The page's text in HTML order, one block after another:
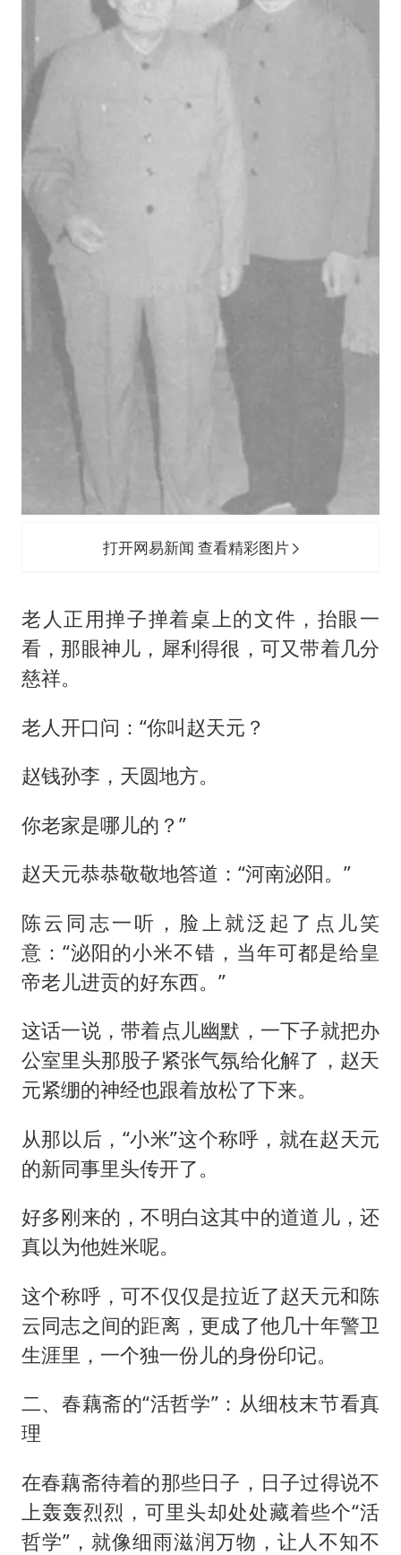
打开网易新闻 查看精彩图片
老人正用掸子掸着桌上的文件，抬眼一
看，那眼神儿，犀利得很，可又带着几分
慈祥。
老人开口问：“你叫赵天元？
赵钱孙李，天圆地方。
你老家是哪儿的？”
赵天元恭恭敬敬地答道：“河南泌阳。”
陈云同志一听，脸上就泛起了点儿笑
意：“泌阳的小米不错，当年可都是给皇
帝老儿进贡的好东西。”
这话一说，带着点儿幽默，一下子就把办
公室里头那股子紧张气氛给化解了，赵天
元紧绷的神经也跟着放松了下来。
从那以后，“小米”这个称呼，就在赵天元
的新同事里头传开了。
好多刚来的，不明白这其中的道道儿，还
真以为他姓米呢。
这个称呼，可不仅仅是拉近了赵天元和陈
云同志之间的距离，更成了他几十年警卫
生涯里，一个独一份儿的身份印记。
二、春藕斋的“活哲学”：从细枝末节看真
理
在春藕斋待着的那些日子，日子过得说不
上轰轰烈烈，可里头却处处藏着些个“活
哲学”，就像细雨滋润万物，让人不知不